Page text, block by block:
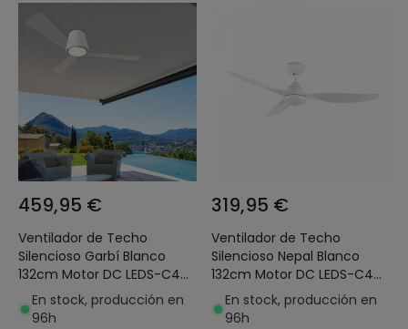
459,95 €
Ventilador de Techo
Silencioso Garbí Blanco
132cm Motor DC LEDS-C4
30-5378-14-F9
En stock, producción en
96h
319,95 €
Ventilador de Techo
Silencioso Nepal Blanco
132cm Motor DC LEDS-C4
30-7740-14-F9
En stock, producción en
96h